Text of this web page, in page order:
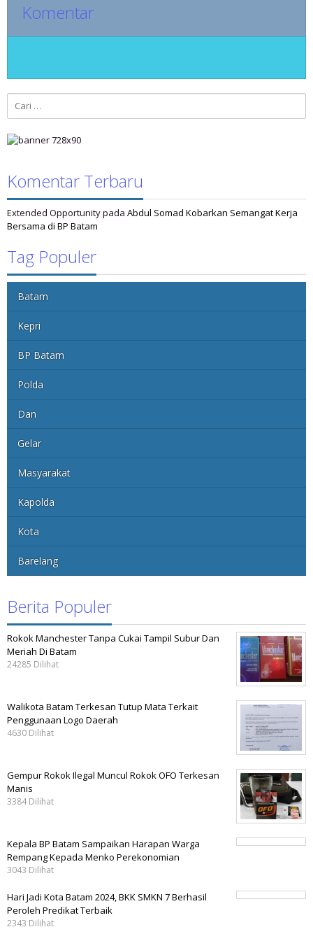
Komentar
Cari
untuk:
Komentar Terbaru
Extended Opportunitypada Abdul Somad Kobarkan Semangat Kerja
Bersama di BP Batam
Tag Populer
Batam
Kepri
BP Batam
Polda
Dan
Gelar
Masyarakat
Kapolda
Kota
Barelang
Berita Populer
Rokok Manchester Tanpa Cukai Tampil Subur Dan
Meriah Di Batam
24285 Dilihat
Walikota Batam Terkesan Tutup Mata Terkait
Penggunaan Logo Daerah
4630 Dilihat
Gempur Rokok Ilegal Muncul Rokok OFO Terkesan
Manis
3384 Dilihat
Kepala BP Batam Sampaikan Harapan Warga
Rempang Kepada Menko Perekonomian
3043 Dilihat
Hari Jadi Kota Batam 2024, BKK SMKN 7 Berhasil
Peroleh Predikat Terbaik
2343 Dilihat